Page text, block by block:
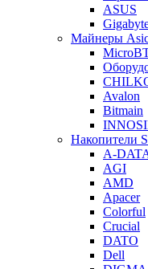
ASUS
Майнеры
Avalon
Bitmain
Накопители
A-
AGI
AMD
Apacer
Colorful
Crucial
DATO
Dell